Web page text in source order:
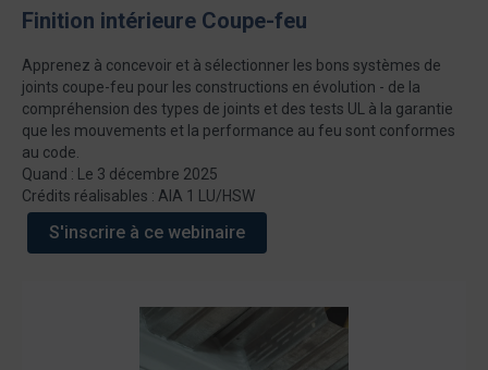
Finition intérieure Coupe-feu
Apprenez à concevoir et à sélectionner les bons systèmes de
joints coupe-feu pour les constructions en évolution - de la
compréhension des types de joints et des tests UL à la garantie
que les mouvements et la performance au feu sont conformes
au code.
Quand : Le 3 décembre 2025
Crédits réalisables : AIA 1 LU/HSW
S'inscrire à ce webinaire